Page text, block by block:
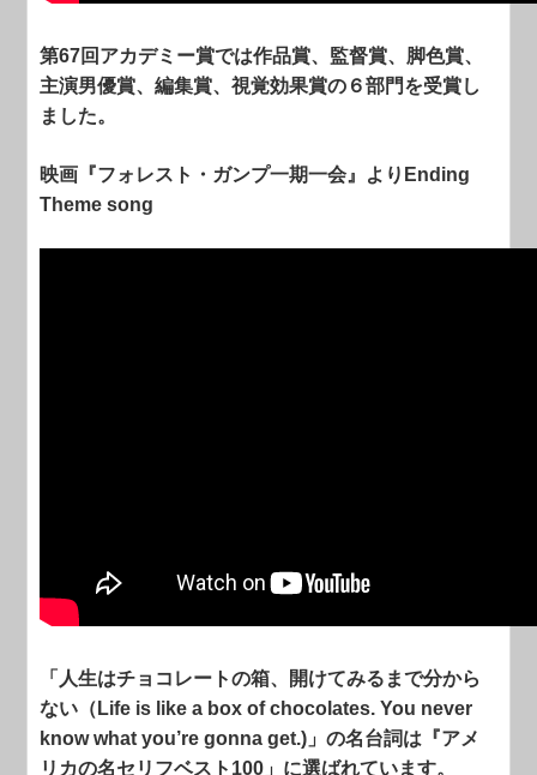
第67回アカデミー賞では作品賞、監督賞、脚色賞、
主演男優賞、編集賞、視覚効果賞の６部門を受賞し
ました。
映画『フォレスト・ガンプ一期一会』よりEnding
Theme song
「人生はチョコレートの箱、開けてみるまで分から
ない（Life is like a box of chocolates. You never
know what you’re gonna get.)」の名台詞は『アメ
リカの名セリフベスト100」に選ばれています。